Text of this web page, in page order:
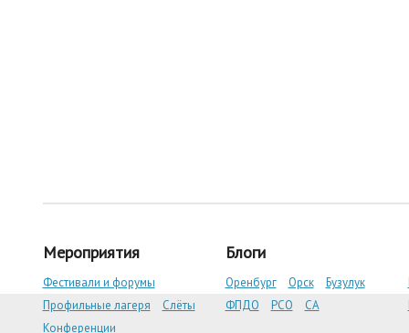
Мероприятия
Фестивали и форумы
Профильные лагеря
Слёты
Конференции
Блоги
Оренбург Орск
Бузулук
ФПДО
РСО СА